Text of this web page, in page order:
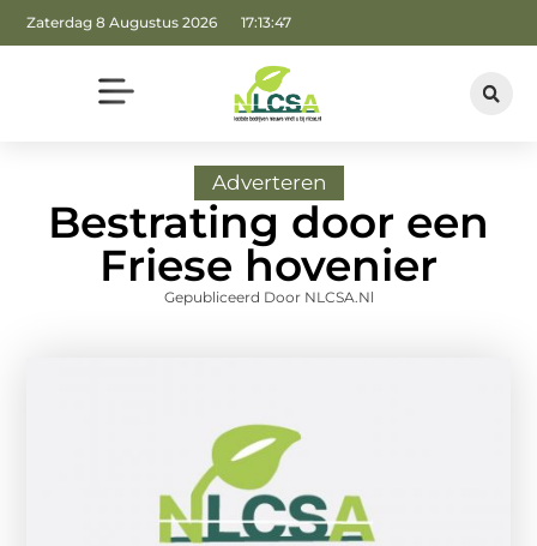
Zaterdag 8 Augustus 2026 17:13:48
Adverteren
Bestrating door een
Friese hovenier
Gepubliceerd Door NLCSA.nl